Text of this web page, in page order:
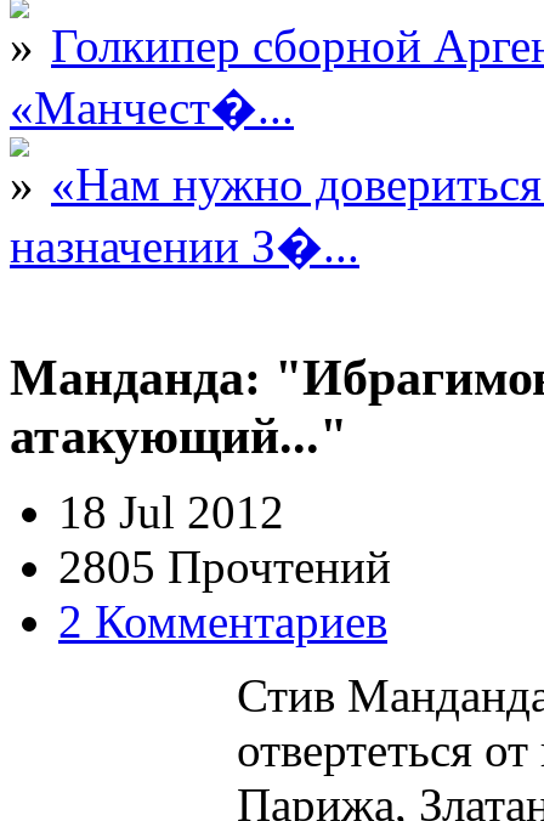
Голкипер сборной
«Манчест�...
«Нам нужно
назначении З�...
Манданда:
атакующий..."
18 Jul 2012
2805 Прочтений
2 Комментариев
Стив
отвертеться
Парижа,